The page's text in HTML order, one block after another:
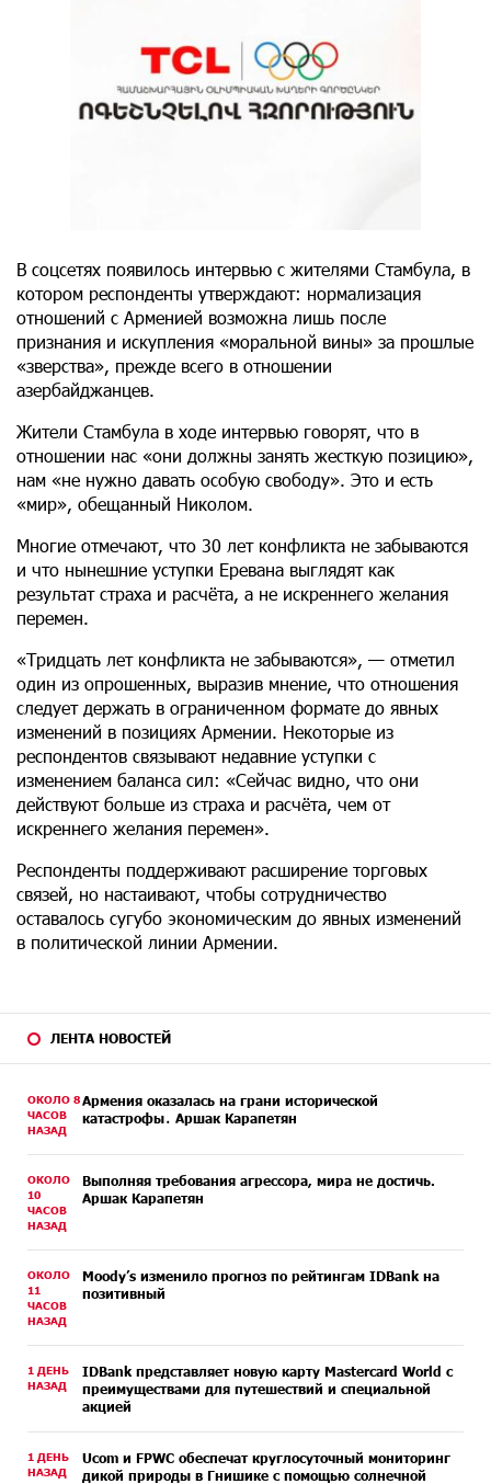
ЛЕНТА НОВОСТЕЙ
ОКОЛО 8
ЧАСОВ
НАЗАД
Армения оказалась на грани исторической
катастрофы․ Аршак Карапетян
ОКОЛО
10
ЧАСОВ
НАЗАД
Выполняя требования агрессора, мира не достичь.
Аршак Карапетян
ОКОЛО
11
ЧАСОВ
НАЗАД
Moody’s изменило прогноз по рейтингам IDBank на
позитивный
1 ДЕНЬ
НАЗАД
IDBank представляет новую карту Mastercard World с
преимуществами для путешествий и специальной
акцией
1 ДЕНЬ
НАЗАД
Ucom и FPWC обеспечат круглосуточный мониторинг
дикой природы в Гнишике с помощью солнечной
В соцсетях появилось интервью с жителями Стамбула, в
котором респонденты утверждают: нормализация
отношений с Арменией возможна лишь после
признания и искупления «моральной вины» за прошлые
«зверства», прежде всего в отношении
азербайджанцев.
Жители Стамбула в ходе интервью говорят, что в
отношении нас «они должны занять жесткую позицию»,
нам «не нужно давать особую свободу». Это и есть
«мир», обещанный Николом.
Многие отмечают, что 30 лет конфликта не забываются
и что нынешние уступки Еревана выглядят как
результат страха и расчёта, а не искреннего желания
перемен.
«Тридцать лет конфликта не забываются», — отметил
один из опрошенных, выразив мнение, что отношения
следует держать в ограниченном формате до явных
изменений в позициях Армении. Некоторые из
респондентов связывают недавние уступки с
изменением баланса сил: «Сейчас видно, что они
действуют больше из страха и расчёта, чем от
искреннего желания перемен».
Респонденты поддерживают расширение торговых
связей, но настаивают, чтобы сотрудничество
оставалось сугубо экономическим до явных изменений
в политической линии Армении.